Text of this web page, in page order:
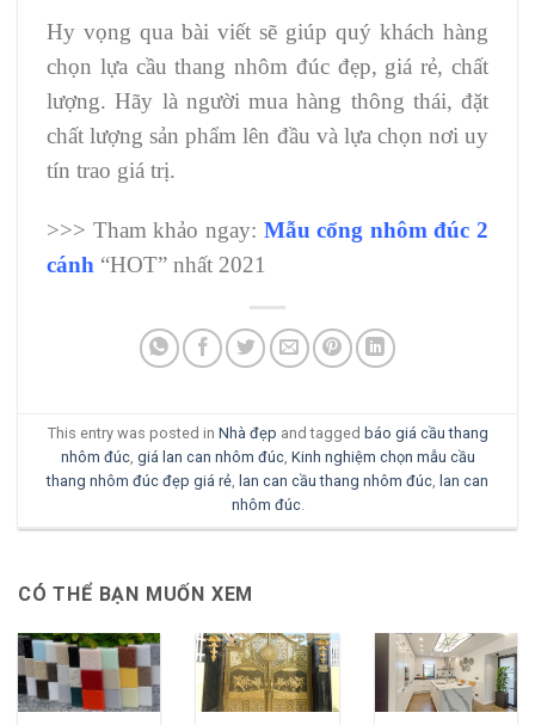
Hy vọng qua bài viết sẽ giúp quý khách hàng
chọn lựa cầu thang nhôm đúc đẹp, giá rẻ, chất
lượng. Hãy là người mua hàng thông thái, đặt
chất lượng sản phẩm lên đầu và lựa chọn nơi uy
tín trao giá trị.
>>> Tham khảo ngay: Mẫu cổng nhôm đúc 2
cánh “HOT” nhất 2021
This entry was posted in Nhà đẹp and tagged báo giá cầu thang
nhôm đúc, giá lan can nhôm đúc, Kinh nghiệm chọn mẫu cầu
thang nhôm đúc đẹp giá rẻ
lan can cầu thang nhôm đúc
lan can
nhôm đúc.
CÓ THỂ BẠN MUỐN XEM